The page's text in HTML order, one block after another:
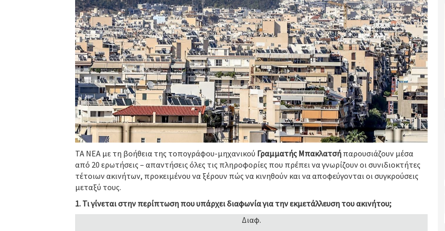
ΤΑ ΝΕΑ με τη βοήθεια της τοπογράφου-μηχανικού Γραμματής Μπακλατσή παρουσιάζουν μέσα
από 20 ερωτήσεις – απαντήσεις όλες τις πληροφορίες που πρέπει να γνωρίζουν οι συνιδιοκτήτες
τέτοιων ακινήτων, προκειμένου να ξέρουν πώς να κινηθούν και να αποφεύγονται οι συγκρούσεις
μεταξύ τους.
1. Τι γίνεται στην περίπτωση που υπάρχει διαφωνία για την εκμετάλλευση του ακινήτου;
Διαφ.